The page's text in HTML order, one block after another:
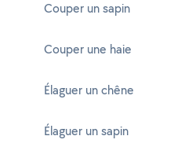
Couper un sapin
Couper une haie
Élaguer un chêne
Élaguer un sapin